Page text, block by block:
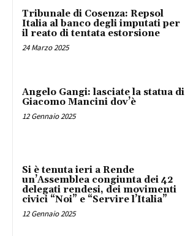
Tribunale di Cosenza: Repsol
Italia al banco degli imputati per
il reato di tentata estorsione
24 Marzo 2025
Angelo Gangi: lasciate la statua di
Giacomo Mancini dov’è
12 Gennaio 2025
Si è tenuta ieri a Rende
un’Assemblea congiunta dei 42
delegati rendesi, dei movimenti
civici “Noi” e “Servire l’Italia”
12 Gennaio 2025